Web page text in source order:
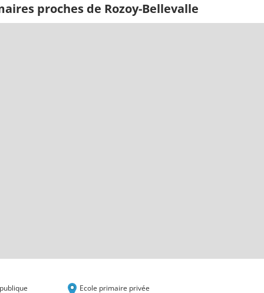
proches de Rozoy-Bellevalle
Ecole primaire privée